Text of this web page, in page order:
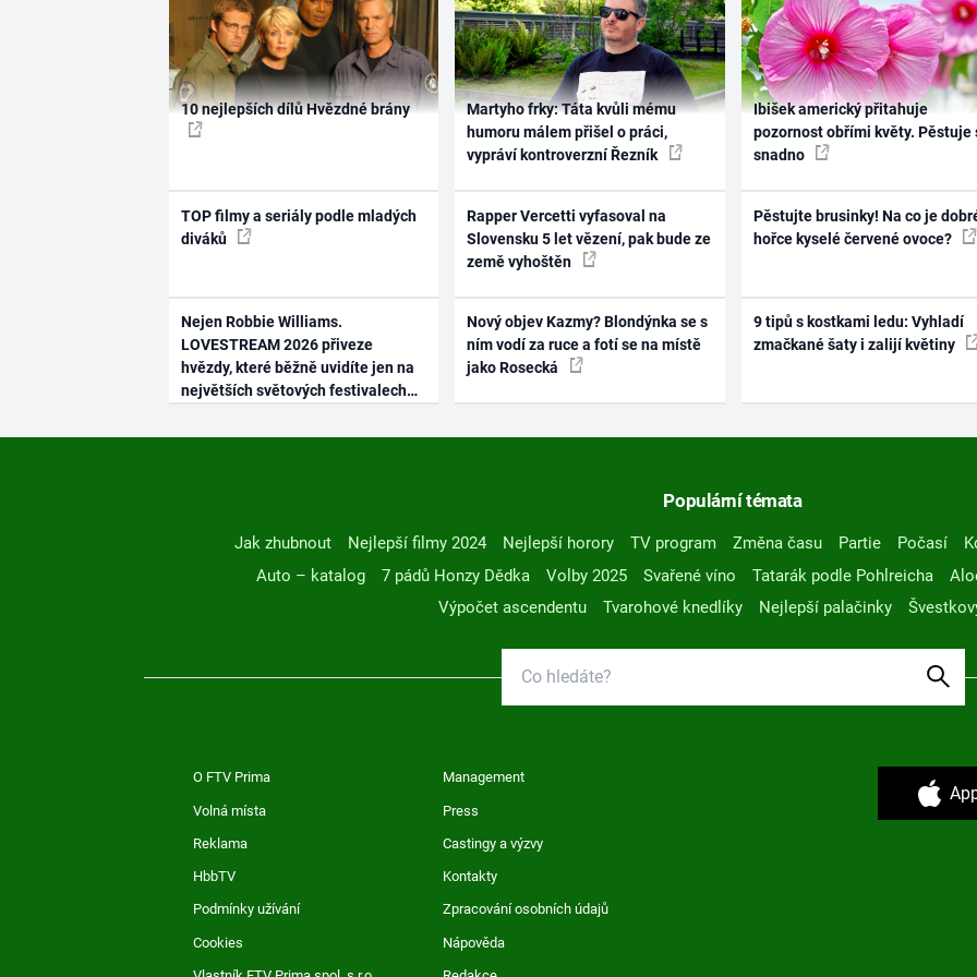
10 nejlepších dílů Hvězdné brány
TOP filmy a seriály podle mladých
diváků
Nejen Robbie Williams.
LOVESTREAM 2026 přiveze
hvězdy, které běžně uvidíte jen na
největších světových festivalech
Martyho frky: Táta kvůli mému
humoru málem přišel o práci,
vypráví kontroverzní Řezník
Rapper Vercetti vyfasoval na
Slovensku 5 let vězení, pak bude ze
země vyhoštěn
Nový objev Kazmy? Blondýnka se s
ním vodí za ruce a fotí se na místě
jako Rosecká
Ibišek americký přitahuje
pozornost obřími květy. Pěstuje
snadno
Pěstujte brusinky! Na co je
hořce kyselé červené ovoce?
9 tipů s kostkami ledu: Vyhladí
zmačkané šaty i zalijí květiny
Populární témata
Jak zhubnout Nejlepší filmy 2024 Nejlepší horory TV program Změna času Partie Počasí
Auto – katalog
7 pádů Honzy Dědka Volby 2025 Svařené víno Tatarák podle Pohlreicha
Výpočet ascendentu
Tvarohové knedlíky Nejlepší palačinky
O FTV Prima Management
Volná místa Press
Reklama Castingy a výzvy
HbbTV Kontakty
Podmínky užívání Zpracování osobních údajů
Cookies Nápověda